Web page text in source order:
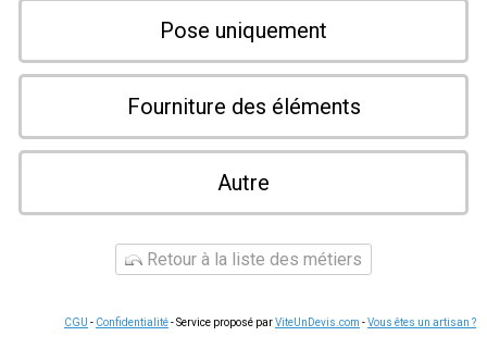
Pose uniquement
Fourniture des éléments
Autre
Retour à la liste des métiers
CGU - Confidentialité- Service proposé parViteUnDevis.com -Vous êtes un artisan ?